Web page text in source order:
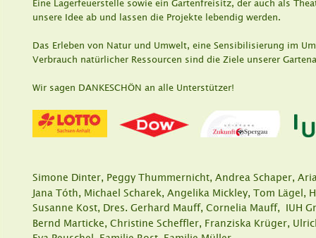
Eine Lagerfeuerstelle sowie ein Gartenfreisitz, der auch als
unsere Idee ab und lassen die Projekte lebendig werden.
Das Erleben von Natur und Umwelt, eine Sensibilisierung im
Verbrauch natürlicher Ressourcen sind die Ziele unserer
Wir sagen DANKESCHÖN an alle Unterstützer!
Simone Dinter, Peggy Thummernicht, Andrea Schaper,
Jana Tóth, Michael Scharek, Angelika Mickley, Tom Lägel,
Susanne Kost, Dres. Gerhard Mauff, Cornelia Mauff,  IUH
Bernd Marticke, Christine Scheffler, Franziska Krüger,